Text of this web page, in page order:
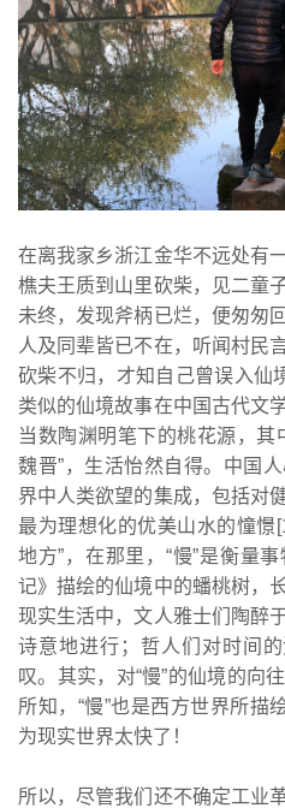
在离我家乡浙江金华不远处有
樵夫王质到山里砍柴，见二童
未终，发现斧柄已烂，便匆匆
人及同辈皆已不在，听闻村民
砍柴不归，才知自己曾误入仙
类似的仙境故事在中国古代文
当数陶渊明笔下的桃花源，其
魏晋”，生活怡然自得。中国
界中人类欲望的集成，包括对
最为理想化的优美山水的憧
地方”，在那里，“慢”是衡量
记》描绘的仙境中的蟠桃树，
现实生活中，文人雅士们陶醉
诗意地进行；哲人们对时间
叹。其实，对“慢”的仙境的向
所知，“慢”也是西方世界所描
为现实世界太快了！
所以，尽管我们还不确定工业